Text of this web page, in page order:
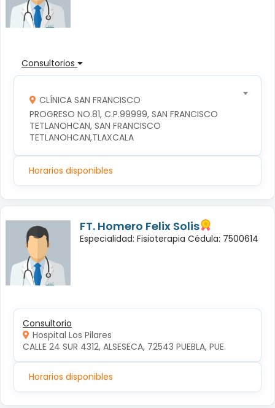
Consultorios
CLÍNICA SAN FRANCISCO
PROGRESO NO.81, C.P.99999, SAN FRANCISCO
TETLANOHCAN, SAN FRANCISCO
TETLANOHCAN,TLAXCALA
Horarios disponibles
FT. Homero Felix Solis
Especialidad: Fisioterapia Cédula: 7500614
Consultorio
Hospital Los Pilares
CALLE 24 SUR 4312, ALSESECA, 72543 PUEBLA, PUE.
Horarios disponibles